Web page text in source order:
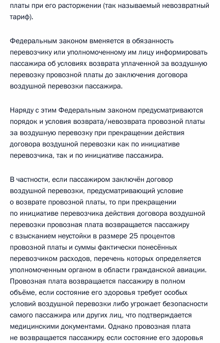
платы при его расторжении (так называемый невозвратный
тариф).
Федеральным законом вменяется в обязанность
перевозчику или уполномоченному им лицу информировать
пассажира об условиях возврата уплаченной за воздушную
перевозку провозной платы до заключения договора
воздушной перевозки пассажира.
Наряду с этим Федеральным законом предусматриваются
порядок и условия возврата/невозврата провозной платы
за воздушную перевозку при прекращении действия
договора воздушной перевозки как по инициативе
перевозчика, так и по инициативе пассажира.
В частности, если пассажиром заключён договор
воздушной перевозки, предусматривающий условие
о возврате провозной платы, то при прекращении
по инициативе перевозчика действия договора воздушной
перевозки провозная плата возвращается пассажиру
с взысканием неустойки в размере 25 процентов
провозной платы и суммы фактически понесённых
перевозчиком расходов, перечень которых определяется
уполномоченным органом в области гражданской авиации.
Провозная плата возвращается пассажиру в полном
объёме, если состояние его здоровья требует особых
условий воздушной перевозки либо угрожает безопасности
самого пассажира или других лиц, что подтверждается
медицинскими документами. Однако провозная плата
не возвращается пассажиру, если состояние его здоровья